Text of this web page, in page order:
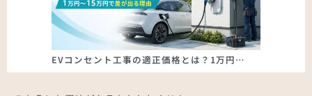
EVコンセント工事の適正価格とは？1万円…